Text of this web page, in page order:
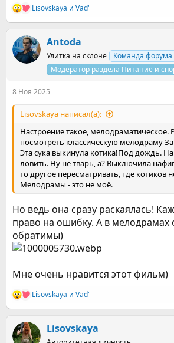
Р
е
к
ц
и
Lisovskaya и Vad'
Antoda
Улитка на склоне
Команда форума
Модератор раздела Питание и
8 Ноя 2025
Lisovskaya написал(а):
Настроение такое, мелодраматическое.
посмотреть классическую мелодраму
Эта сука выкинула котика!Под дождь.
ловить. Ну не тварь, а? Выключила
то другое пересматривать, где котиков
Мелодрамы - это не моё.
Но ведь она сразу раскаялась!
право на ошибку. А в мелодрамах
обратимы)
Мне очень нравится этот фильм)
Р
е
к
ц
Lisovskaya и Vad'
Lisovskaya